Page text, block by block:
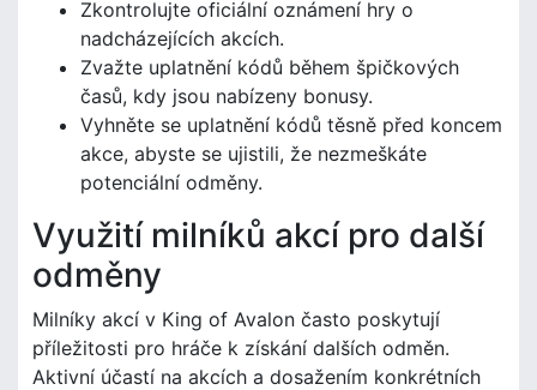
Zkontrolujte oficiální oznámení hry o
nadcházejících akcích.
Zvažte uplatnění kódů během špičkových
časů, kdy jsou nabízeny bonusy.
Vyhněte se uplatnění kódů těsně před koncem
akce, abyste se ujistili, že nezmeškáte
potenciální odměny.
Využití milníků akcí pro další
odměny
Milníky akcí v King of Avalon často poskytují
příležitosti pro hráče k získání dalších odměn.
Aktivní účastí na akcích a dosažením konkrétních